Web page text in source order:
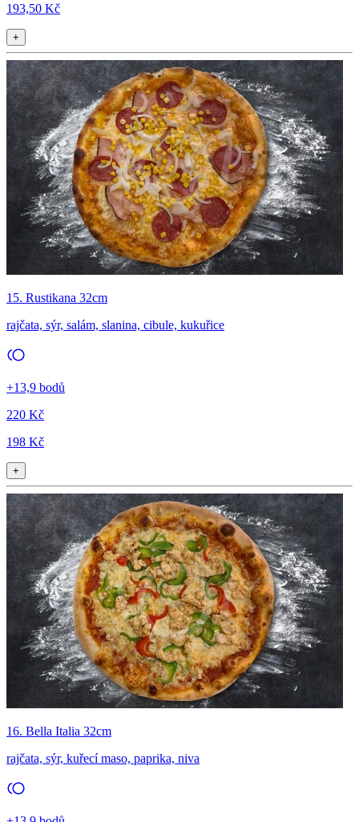
193,50 Kč
+
15. Rustikana 32cm
rajčata, sýr, salám, slanina, cibule, kukuřice
+13,9 bodů
220 Kč
198 Kč
+
16. Bella Italia 32cm
rajčata, sýr, kuřecí maso, paprika, niva